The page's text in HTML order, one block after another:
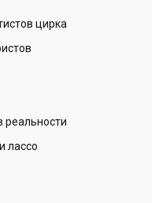
цирка
лассо